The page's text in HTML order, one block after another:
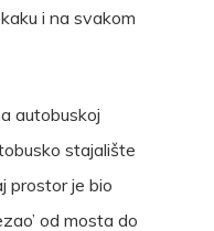
i na svakom
autobuskoj
stajalište
prostor je bio
od mosta do